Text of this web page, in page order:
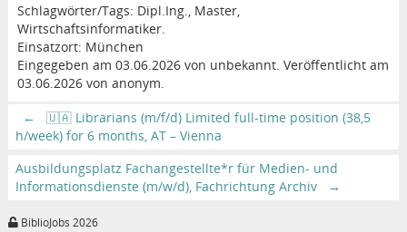
Schlagwörter/Tags: Dipl.Ing., Master,
Wirtschaftsinformatiker.
Einsatzort: München
Eingegeben am 03.06.2026 von unbekannt. Veröffentlicht am
03.06.2026 von anonym.
←
🇺🇦 Librarians (m/f/d) Limited full-time position (38,5
h/week) for 6 months, AT – Vienna
Ausbildungsplatz Fachangestellte*r für Medien- und
Informationsdienste (m/w/d), Fachrichtung Archiv
→
BiblioJobs 2026